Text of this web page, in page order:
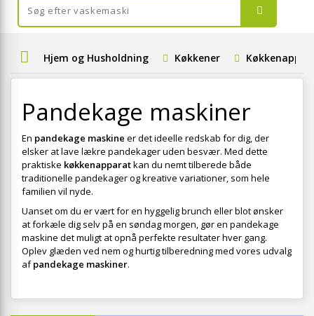
Hjem og Husholdning Køkkener
Pandekage maskiner
En pandekage maskine er det ideelle redskab for dig, der
elsker at lave lækre pandekager uden besvær. Med dette
praktiske køkkenapparatkan du nemt tilberede både
traditionelle pandekager og kreative variationer, som hele
familien vil nyde.
Uanset om du er vært for en hyggelig brunch eller blot ønsker
at forkæle dig selv på en søndag morgen, gør en pandekage
maskine det muligt at opnå perfekte resultater hver gang.
Oplev glæden ved nem og hurtig tilberedning med vores udvalg
afpandekage maskiner.